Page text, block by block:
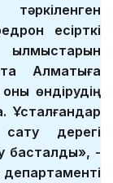
есірткі
Алматыға
өндірудің
Ұсталғандар
дерегі
басталды», -